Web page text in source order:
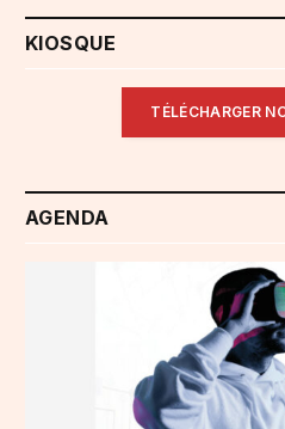
KIOSQUE
TÉLÉCHARGER
AGENDA